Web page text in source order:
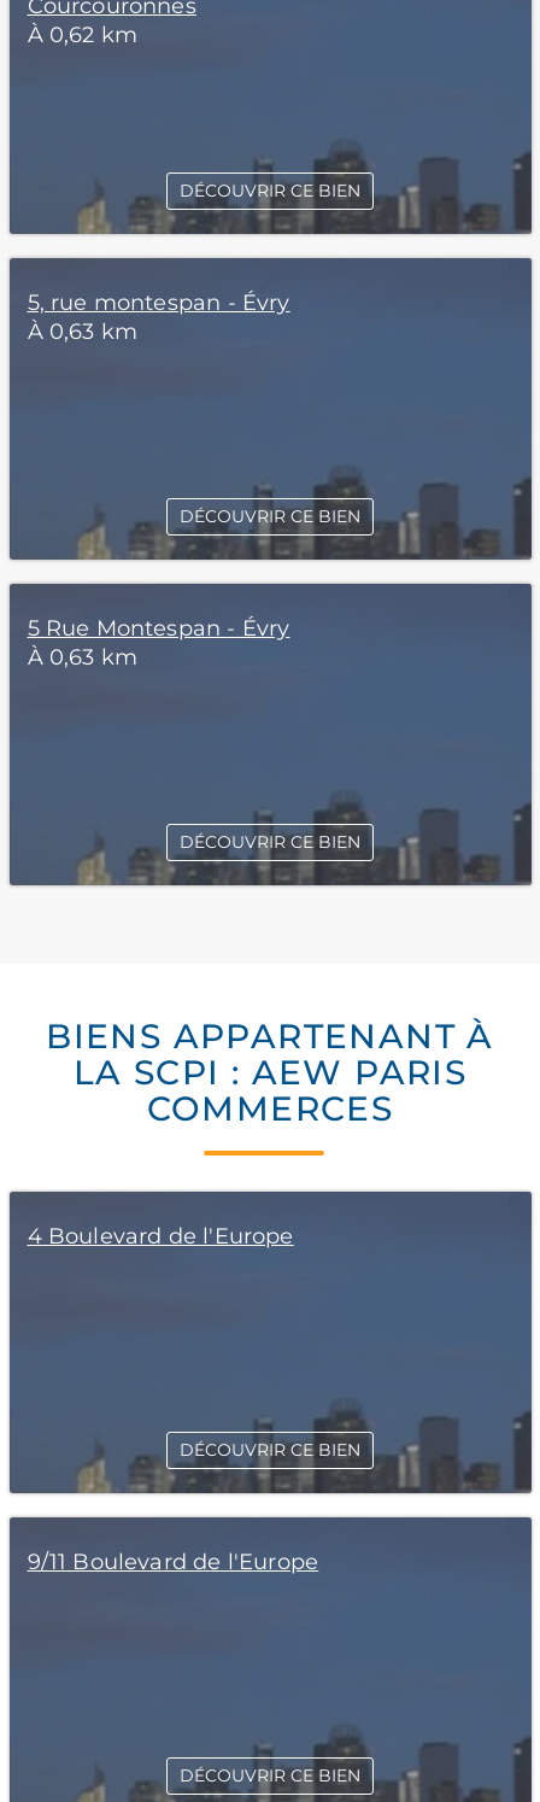
Courcouronnes
À 0,62 km
DÉCOUVRIR CE BIEN
5, rue montespan - Évry
À 0,63 km
DÉCOUVRIR CE BIEN
5 Rue Montespan - Évry
À 0,63 km
DÉCOUVRIR CE BIEN
BIENS APPARTENANT À
LA SCPI : AEW PARIS
COMMERCES
4 Boulevard de l'Europe
DÉCOUVRIR CE BIEN
9/11 Boulevard de l'Europe
DÉCOUVRIR CE BIEN